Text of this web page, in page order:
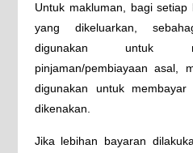
Untuk makluman, bagi
yang dikeluarkan,
digunakan untuk
pinjaman/pembiayaan asal,
digunakan untuk membayar
dikenakan.
Jika lebihan bayaran